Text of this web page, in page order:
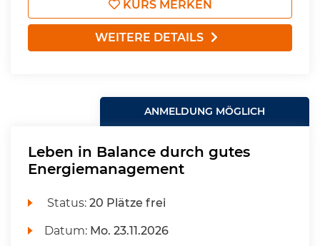
KURS MERKEN
WEITERE DETAILS
ANMELDUNG MÖGLICH
Leben in Balance durch gutes
Energiemanagement
Status:20 Plätze frei
Datum: Mo. 23.11.2026